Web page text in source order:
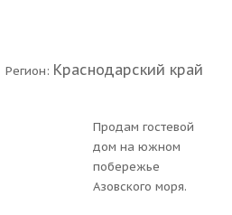
Регион: Краснодарский край
Продам гостевой
дом на южном
побережье
Азовского моря.